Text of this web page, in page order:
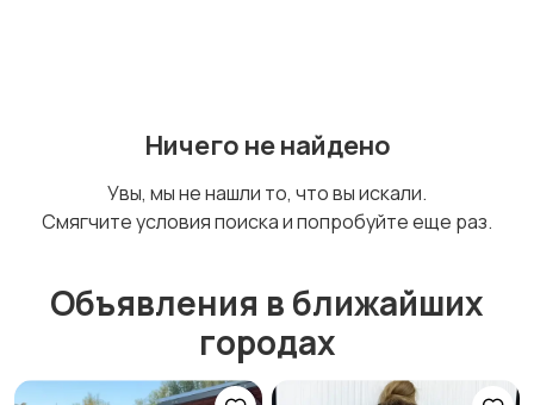
Организация
Фото- и видеосъемка
Ничего не найдено
Увы, мы не нашли то, что вы искали.
Смягчите условия поиска и попробуйте еще раз.
Объявления в ближайших
городах